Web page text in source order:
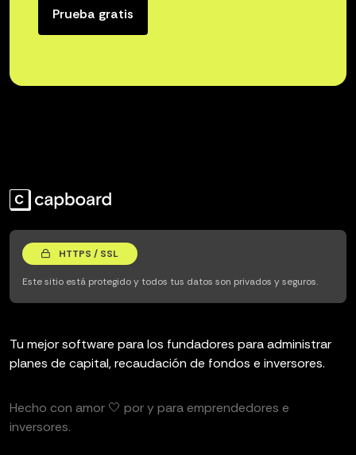
Prueba gratis
HTTPS / SSL
Este sitio está protegido y todos tus datos son privados y seguros.
Tu mejor software para los fundadores para administrar
planes de capital, recaudación de fondos e inversores.
Hecho con amor 🤍 por y para emprendedores e
inversores.